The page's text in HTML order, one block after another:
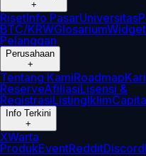
+
RisetInfo PasarUniversitas
BTC/KRWGlosarium
Pelanggan
Perusahaan
+
Tentang KamiRoadmap
ReserveAfiliasiLisensi &
RegistrasiListingIklim
Info Terkini
+
XWarta
ProdukEventRedditDiscord